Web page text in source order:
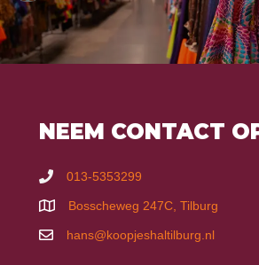
NEEM CONTACT
013-5353299
Bosscheweg 247C, Tilburg
hans@koopjeshaltilburg.nl